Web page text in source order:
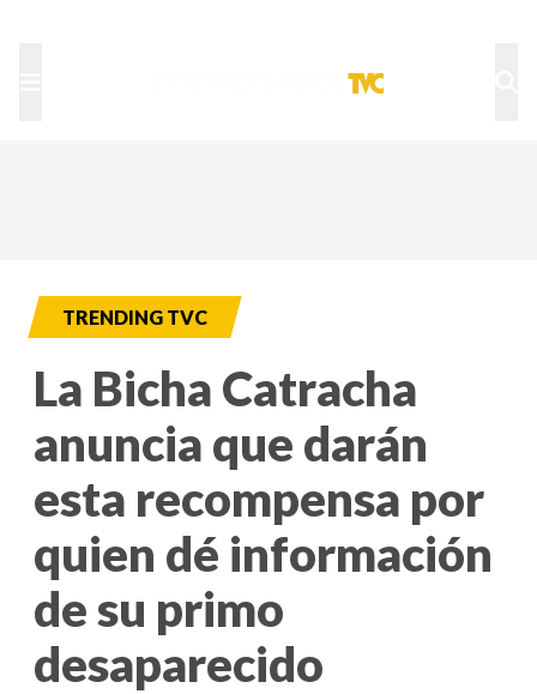
TRENDING TVC
La Bicha Catracha
anuncia que darán
esta recompensa por
quien dé información
de su primo
desaparecido